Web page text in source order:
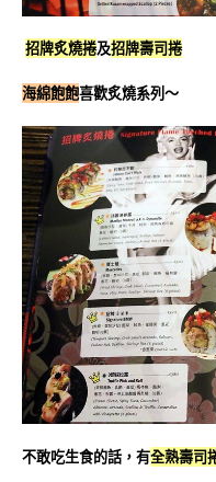
招牌炙燒捲及招牌壽司捲
海綿飽飽喜歡炙燒系列～
不敢吃生食的話，有全熟壽司